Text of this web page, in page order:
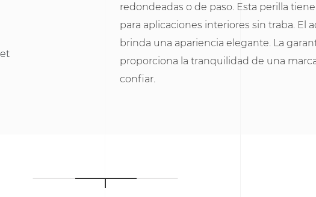
redondeadas o de paso. Esta perilla
para aplicaciones interiores sin traba. El
brinda una apariencia elegante. La
proporciona la tranquilidad de una
confiar.